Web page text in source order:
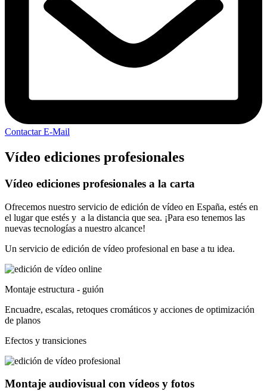
Contactar E-Mail
Vídeo ediciones profesionales
Vídeo ediciones profesionales a la carta
Ofrecemos nuestro servicio de edición de vídeo en España, estés en
el lugar que estés y a la distancia que sea. ¡Para eso tenemos las
nuevas tecnologías a nuestro alcance!
Un servicio de edición de vídeo profesional en base a tu idea.
Montaje estructura - guión
Encuadre, escalas, retoques cromáticos y acciones de optimización
de planos
Efectos y transiciones
Montaje audiovisual con vídeos y fotos